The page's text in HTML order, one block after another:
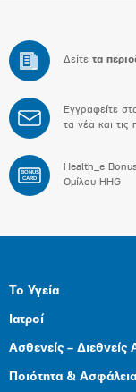
Δείτε τα
Εγγραφείτε
τα νέα και τις
BONUS
CARD
Health_e
Ομίλου HHG
Το Υγεία
Ιατροί
Ασθενείς – Διεθνείς
Ποιότητα & Ασφάλεια